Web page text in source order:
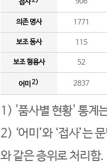
접사
의존 명사 1771
보조 동사 115
보조 형용사 52
어미 2) 2837
1) '품사별 현황' 통계
2) ‘어미’와 ‘접사’는
와 같은 층위로 처리함.